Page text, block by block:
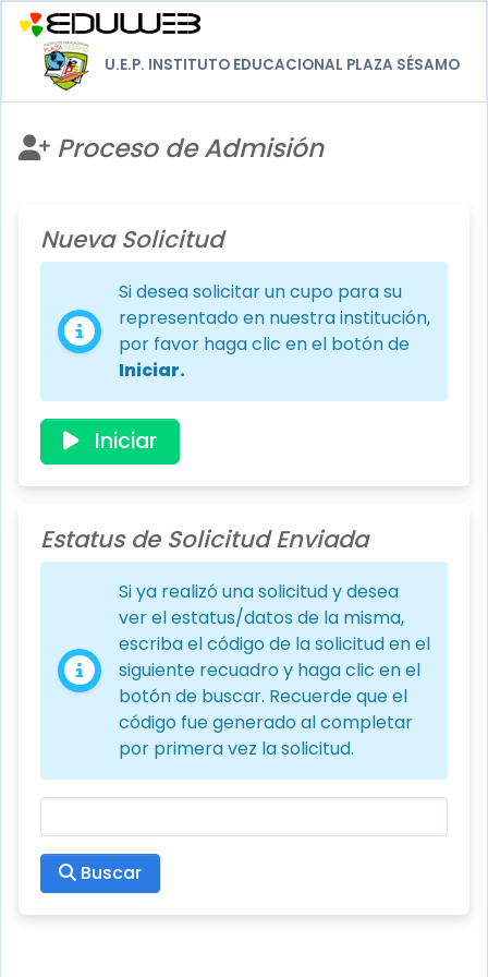
U.E.P. INSTITUTO EDUCACIONAL PLAZA SÉSAMO
Proceso de Admisión
Nueva Solicitud
Si desea solicitar un cupo para su
representado en nuestra institución,
por favor haga clic en el botón de
Iniciar.
Iniciar
Estatus de Solicitud Enviada
Si ya realizó una solicitud y desea
ver el estatus/datos de la misma,
escriba el código de la solicitud en el
siguiente recuadro y haga clic en el
botón de buscar. Recuerde que el
código fue generado al completar
por primera vez la solicitud.
Buscar